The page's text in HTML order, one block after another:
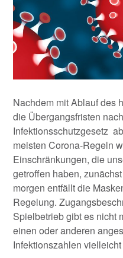
Nachdem mit Ablauf des
die Übergangsfristen
Infektionsschutzgesetz
meisten Corona-Regeln
Einschränkungen, die
getroffen haben,
morgen entfällt die
Regelung.
Spielbetrieb gibt es nicht
einen oder anderen
Infektionszahlen